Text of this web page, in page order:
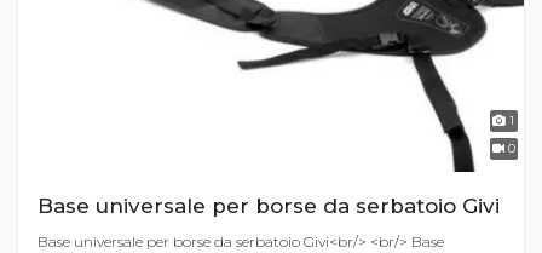
1
0
Base universale per borse da serbatoio Givi
Base universale per borse da serbatoio Givi<br/> <br/> Base